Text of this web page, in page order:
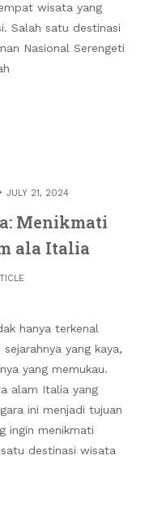
wisata yang
Salah satu destinasi
Nasional Serengeti
JULY 21, 2024
Menikmati
ala Italia
hanya terkenal
yang kaya,
yang memukau.
alam Italia yang
ini menjadi tujuan
ingin menikmati
destinasi wisata